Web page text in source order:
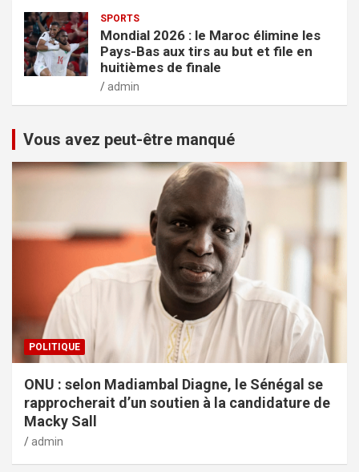
SPORTS
Mondial 2026 : le Maroc élimine les
Pays-Bas aux tirs au but et file en
huitièmes de finale
admin
Vous avez peut-être manqué
POLITIQUE
ONU : selon Madiambal Diagne, le Sénégal se
rapprocherait d’un soutien à la candidature de
Macky Sall
admin